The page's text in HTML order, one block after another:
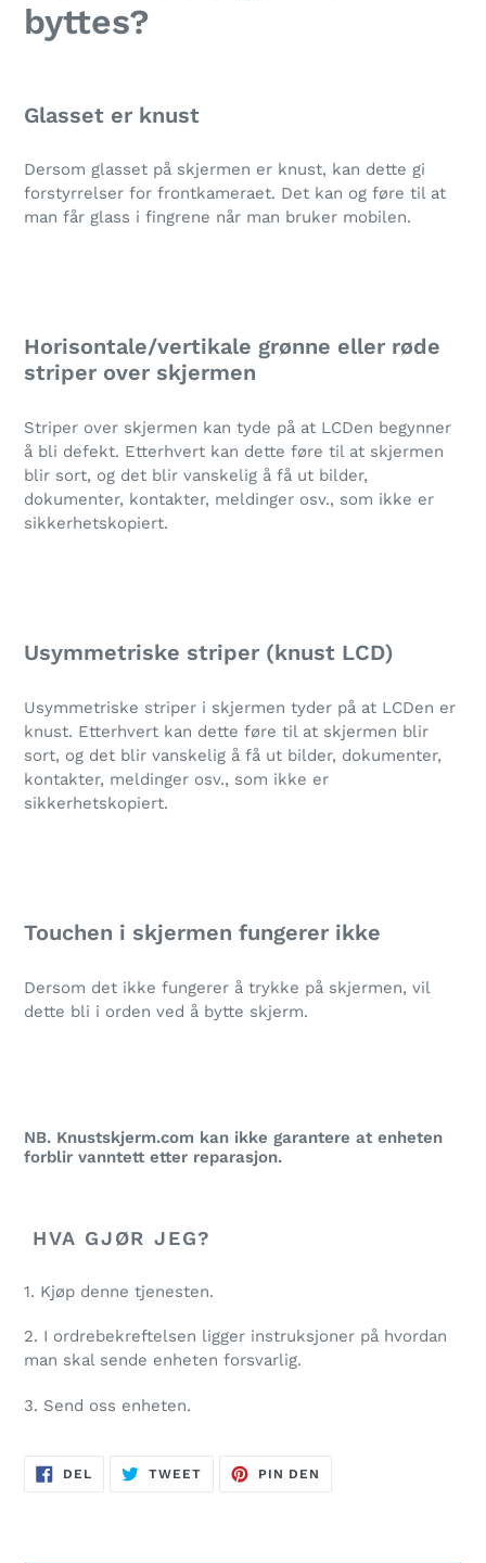
i
handlekurven
byttes?
Glasset er knust
Dersom glasset på skjermen er knust, kan dette gi
forstyrrelser for frontkameraet. Det kan og føre til at
man får glass i fingrene når man bruker mobilen.
Horisontale/vertikale grønne eller røde
striper over skjermen
Striper over skjermen kan tyde på at LCDen begynner
å bli defekt. Etterhvert kan dette føre til at skjermen
blir sort, og det blir vanskelig å få ut bilder,
dokumenter, kontakter, meldinger osv., som ikke er
sikkerhetskopiert.
Usymmetriske striper (knust LCD)
Usymmetriske striper i skjermen tyder på at LCDen er
knust. Etterhvert kan dette føre til at skjermen blir
sort, og det blir vanskelig å få ut bilder, dokumenter,
kontakter, meldinger osv., som ikke er
sikkerhetskopiert.
Touchen i skjermen fungerer ikke
Dersom det ikke fungerer å trykke på skjermen, vil
dette bli i orden ved å bytte skjerm.
NB. Knustskjerm.com kan ikke garantere at enheten
forblir vanntett etter reparasjon.
HVA GJØR JEG?
1. Kjøp denne tjenesten.
2. I ordrebekreftelsen ligger instruksjoner på hvordan
man skal sende enheten forsvarlig.
3. Send oss enheten.
DEL
PÅ
TWEETTWEET
PIN DEN